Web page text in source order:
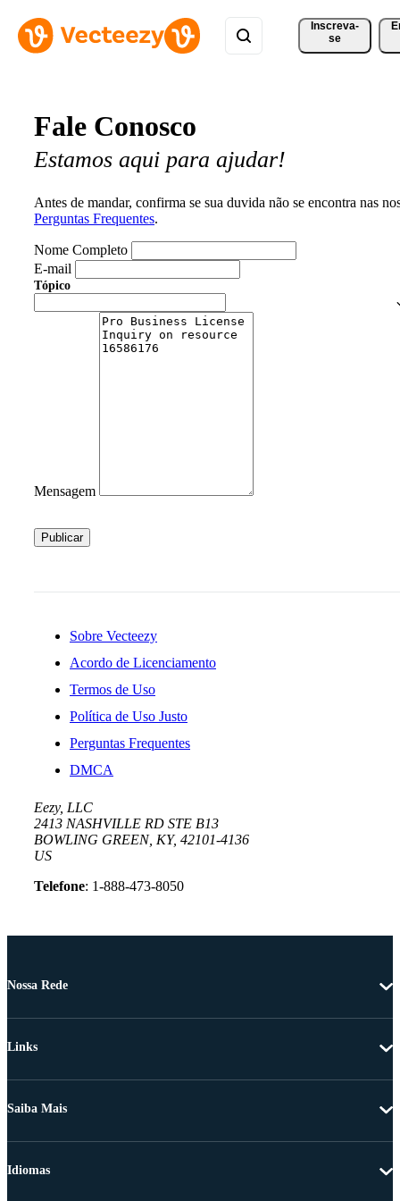
Inscreva-
se
Fale Conosco
Estamos aqui para ajudar!
Antes de mandar, confirma se sua duvida não se encontra nas
Perguntas Frequentes.
Nome Completo
E-mail
Tópico
Mensagem
Publicar
Sobre Vecteezy
Acordo de Licenciamento
Termos de Uso
Política de Uso Justo
Perguntas Frequentes
DMCA
Eezy, LLC
2413 NASHVILLE RD STE B13
BOWLING GREEN, KY, 42101-4136
US
Telefone: 1-888-473-8050
Nossa Rede
Links
Saiba Mais
Idiomas